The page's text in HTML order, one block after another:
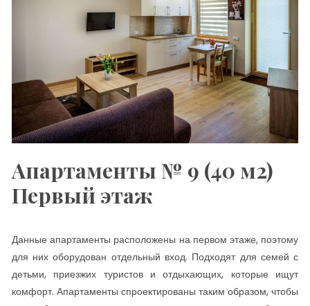
Апартаменты № 9 (40 м2)
Первый этаж
Данные апартаменты расположены на первом этаже, поэтому
для них оборудован отдельный вход. Подходят для семей с
детьми, приезжих туристов и отдыхающих, которые ищут
комфорт. Апартаменты спроектированы таким образом, чтобы